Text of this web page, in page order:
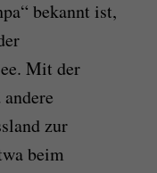
bekannt ist,
Mit der
zur
beim